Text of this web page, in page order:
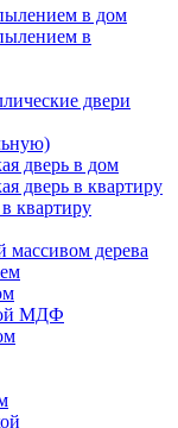
в дом
в
двери
дверь в дом
дверь в квартиру
квартиру
массивом дерева
МДФ